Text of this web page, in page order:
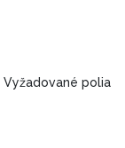
Vyžadované polia